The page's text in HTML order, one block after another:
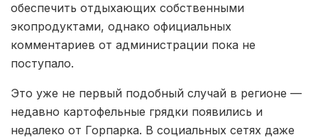
обеспечить отдыхающих собственными
экопродуктами, однако официальных
комментариев от администрации пока не
поступало.
Это уже не первый подобный случай в регионе —
недавно картофельные грядки появились и
недалеко от Горпарка. В социальных сетях даже